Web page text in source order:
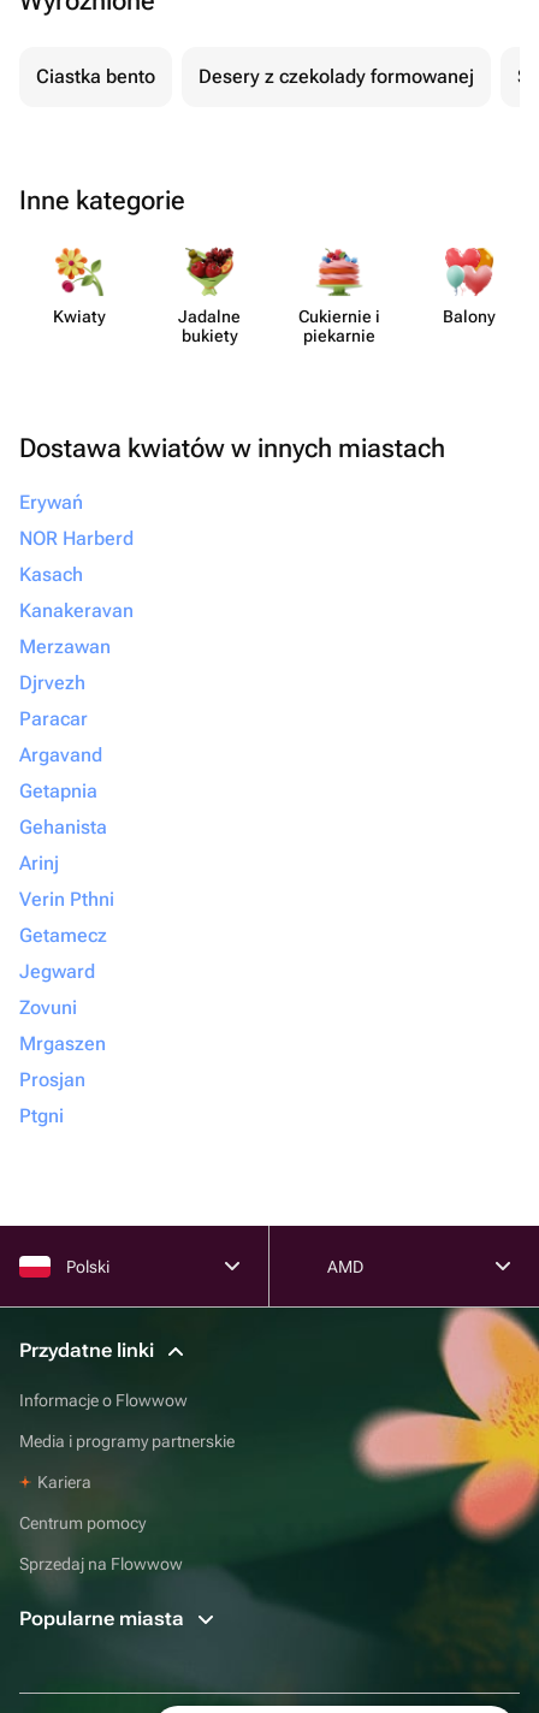
Ciastka bento Desery z czekolady formowanej
Inne kategorie
Kwiaty
Jadalne
bukiety
Cukiernie i
piekarnie
Balony
Dostawa kwiatów w innych miastach
Erywań
NOR Harberd
Kasach
Kanakeravan
Merzawan
Djrvezh
Paracar
Argavand
Getapnia
Gehanista
Arinj
Verin Pthni
Getamecz
Jegward
Zovuni
Mrgaszen
Prosjan
Ptgni
Polski AMD
Przydatne linki
Informacje o Flowwow
Media i programy partnerskie
Kariera
Centrum pomocy
Sprzedaj na Flowwow
Popularne miasta